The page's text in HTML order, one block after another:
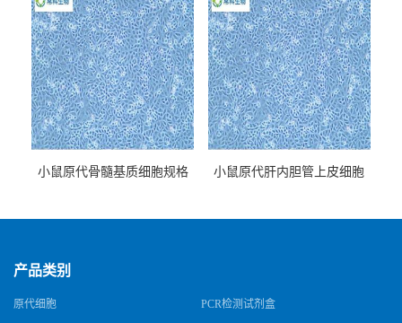
小鼠原代骨髓基质细胞规格
小鼠原代肝内胆管上皮细胞
产品类别
原代细胞 PCR检测试剂盒